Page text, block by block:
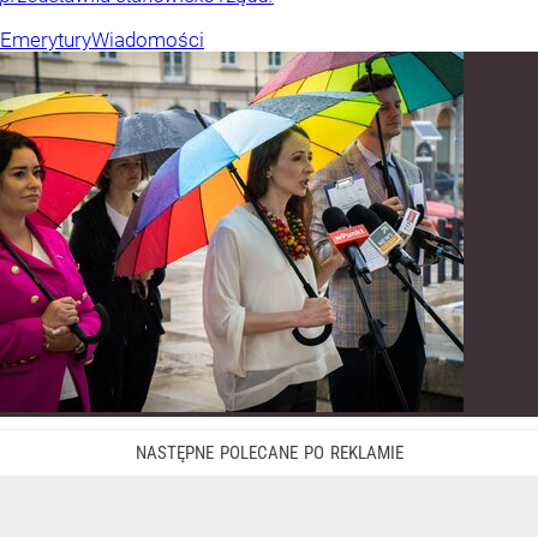
EmeryturyWiadomości